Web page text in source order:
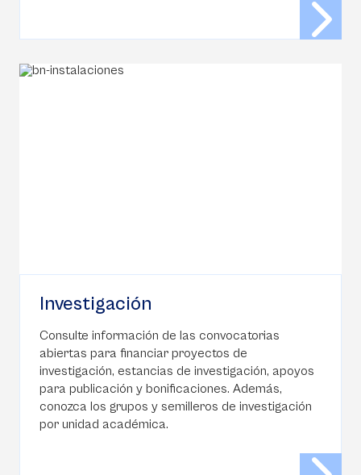
Investigación
Consulte información de las convocatorias
abiertas para financiar proyectos de
investigación, estancias de investigación, apoyos
para publicación y bonificaciones. Además,
conozca los grupos y semilleros de investigación
por unidad académica.